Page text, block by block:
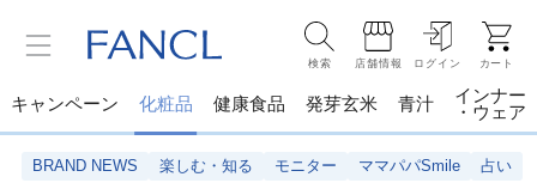
検索 店舗情報 ログイン カート
キャンペーン 化粧品 健康食品 発芽玄米 青汁
インナー
・ウェア
BRAND NEWS 楽しむ・知る モニター ママパパSmile 占い